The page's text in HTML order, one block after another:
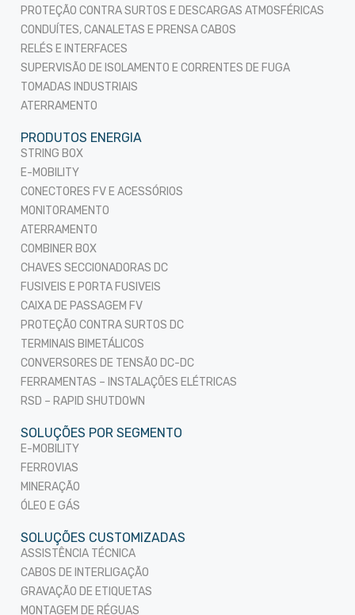
PROTEÇÃO CONTRA SURTOS E DESCARGAS ATMOSFÉRICAS
CONDUÍTES, CANALETAS E PRENSA CABOS
RELÉS E INTERFACES
SUPERVISÃO DE ISOLAMENTO E CORRENTES DE FUGA
TOMADAS INDUSTRIAIS
ATERRAMENTO
PRODUTOS ENERGIA
STRING BOX
E-MOBILITY
CONECTORES FV E ACESSÓRIOS
MONITORAMENTO
ATERRAMENTO
COMBINER BOX
CHAVES SECCIONADORAS DC
FUSIVEIS E PORTA FUSIVEIS
CAIXA DE PASSAGEM FV
PROTEÇÃO CONTRA SURTOS DC
TERMINAIS BIMETÁLICOS
CONVERSORES DE TENSÃO DC-DC
FERRAMENTAS – INSTALAÇÕES ELÉTRICAS
RSD – RAPID SHUTDOWN
SOLUÇÕES POR SEGMENTO
E-MOBILITY
FERROVIAS
MINERAÇÃO
ÓLEO E GÁS
SOLUÇÕES CUSTOMIZADAS
ASSISTÊNCIA TÉCNICA
CABOS DE INTERLIGAÇÃO
GRAVAÇÃO DE ETIQUETAS
MONTAGEM DE RÉGUAS